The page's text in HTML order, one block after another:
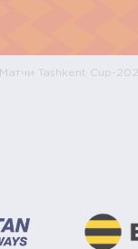
Матчи Tashkent Cup-